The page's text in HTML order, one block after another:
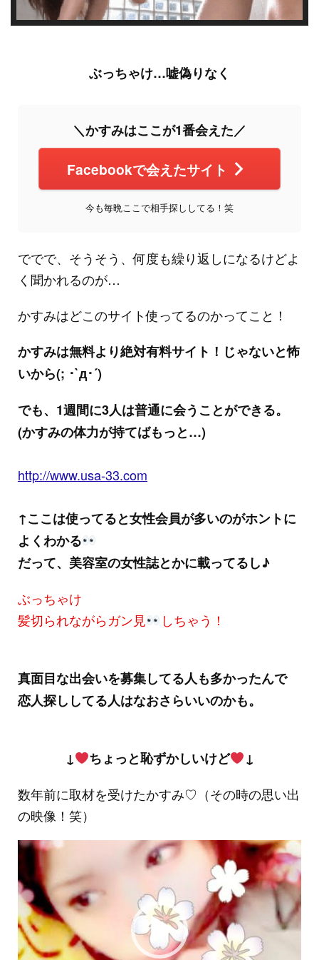
ぶっちゃけ…嘘偽りなく
＼かすみはここが1番会えた／
Facebookで会えたサイト
今も毎晩ここで相手探ししてる！笑
ででで、そうそう、何度も繰り返しになるけどよ
く聞かれるのが…
かすみはどこのサイト使ってるのかってこと！
かすみは無料より絶対有料サイト！じゃないと怖
いから(; ･`д･´)
でも、1週間に3人は普通に会うことができる。
(かすみの体力が持てばもっと…)
http://www.usa-33.com
↑ここは使ってると女性会員が多いのがホントに
よくわかる
だって、美容室の女性誌とかに載ってるし♪
ぶっちゃけ
髪切られながらガン見
しちゃう！
真面目な出会いを募集してる人も多かったんで
恋人探ししてる人はなおさらいいのかも。
↓ ちょっと恥ずかしいけど
↓
数年前に取材を受けたかすみ♡（その時の思い出
の映像！笑）
動
プ
レ
ー
ヤ
ー